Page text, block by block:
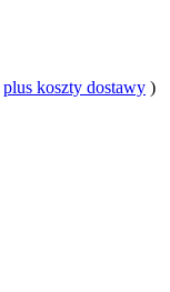
plus koszty dostawy )